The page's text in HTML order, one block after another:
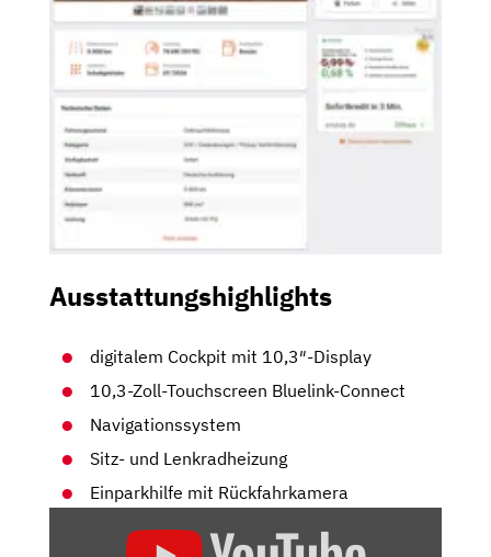
Ausstattungshighlights
digitalem Cockpit mit 10,3″-Display
10,3-Zoll-Touchscreen Bluelink-Connect
Navigationssystem
Sitz- und Lenkradheizung
Einparkhilfe mit Rückfahrkamera